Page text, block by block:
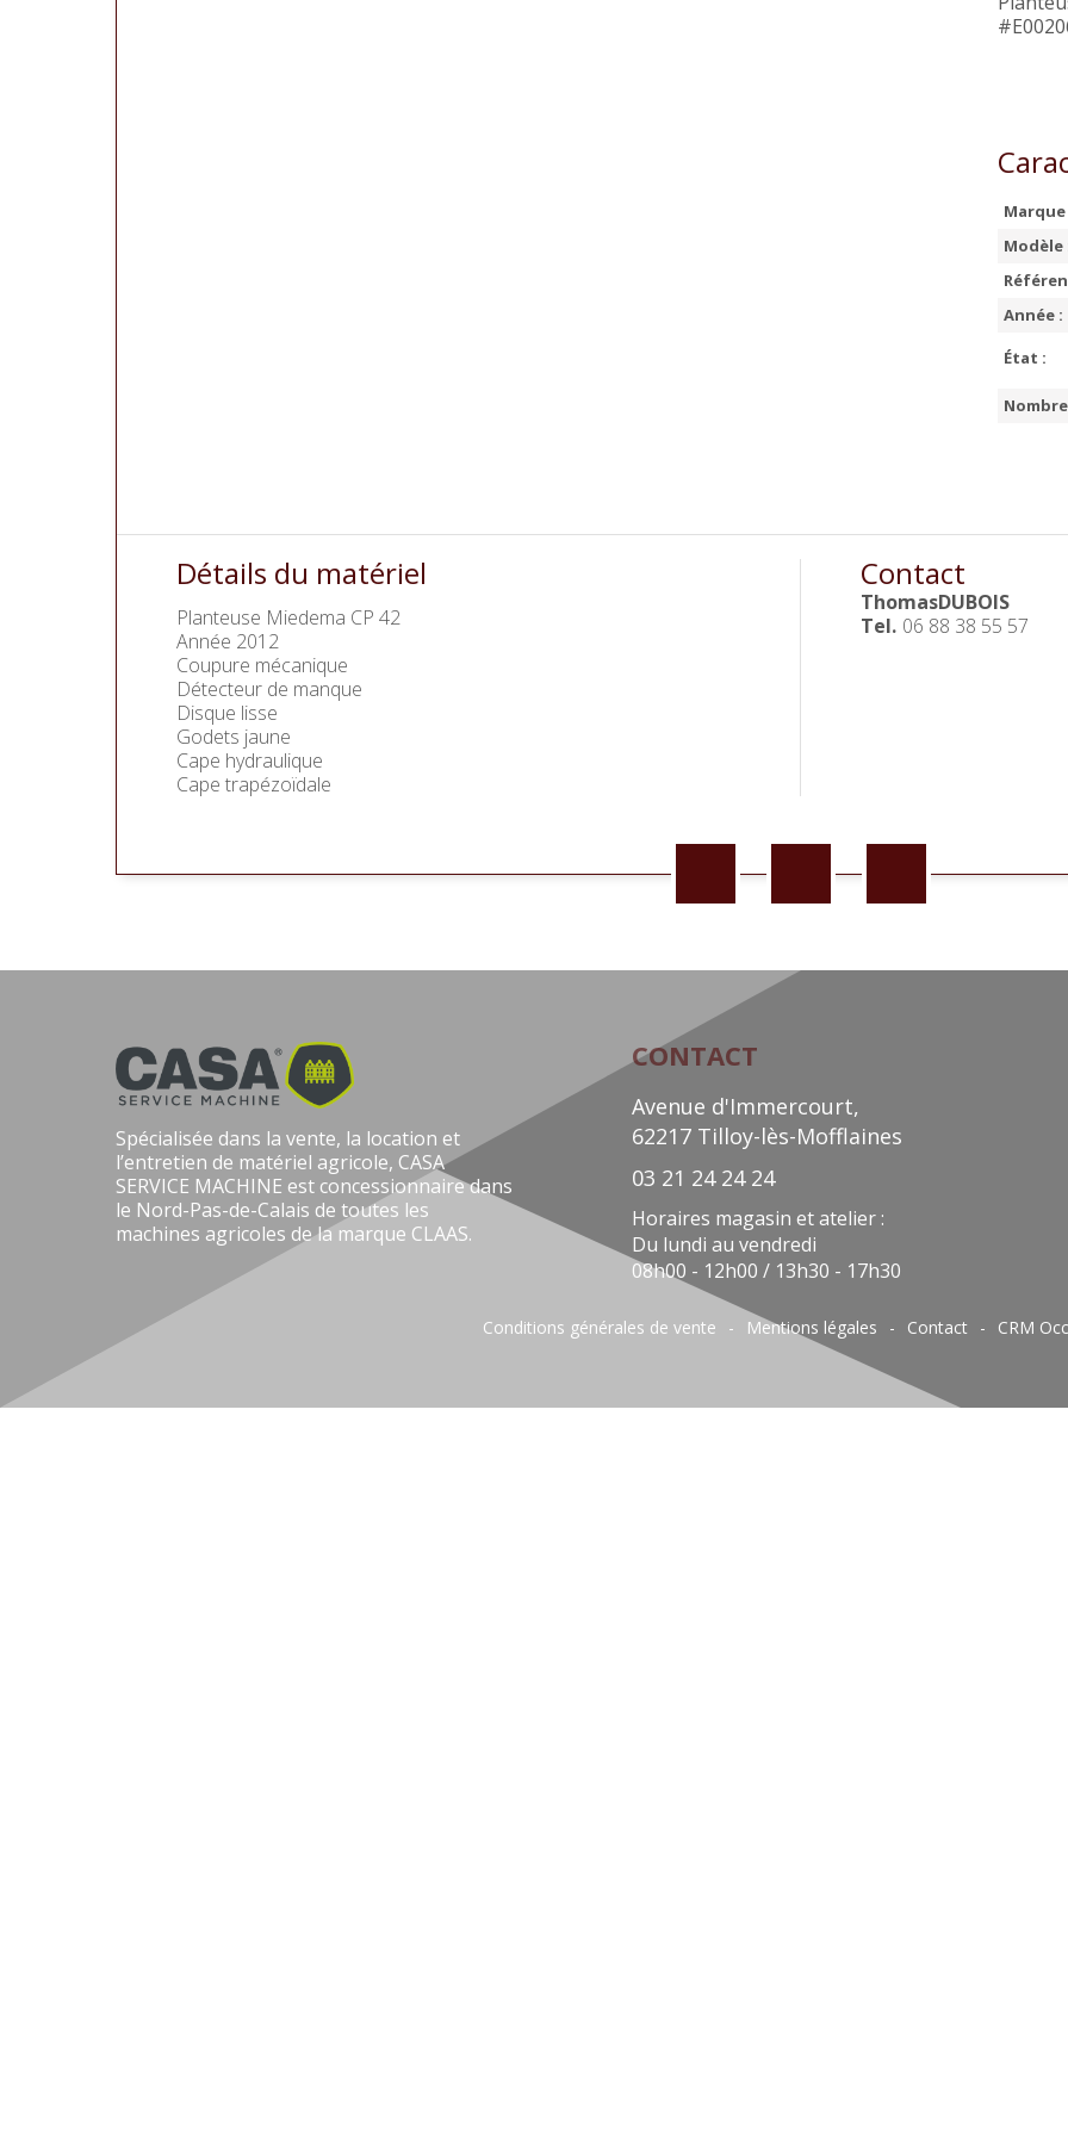
Marque
Modèle
Année :
État :
Détails du matériel
Planteuse Miedema CP 42
Année 2012
Coupure mécanique
Détecteur de manque
Disque lisse
Godets jaune
Cape hydraulique
Cape trapézoïdale
Contact
ThomasDUBOIS
Tel. 06 88 38 55 57
Spécialisée dans la vente, la location et
l’entretien de matériel agricole, CASA
SERVICE MACHINE est concessionnaire dans
le Nord-Pas-de-Calais de toutes les
machines agricoles de la marque CLAAS.
CONTACT
Avenue d'Immercourt,
62217 Tilloy-lès-Mofflaines
03 21 24 24 24
Horaires magasin et atelier :
Du lundi au vendredi
08h00 - 12h00 / 13h30 - 17h30
Conditions générales de vente Mentions légales Contact CRM